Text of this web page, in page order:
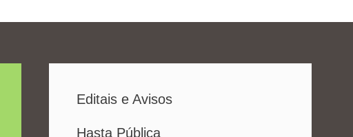
Editais e Avisos
Hasta Pública